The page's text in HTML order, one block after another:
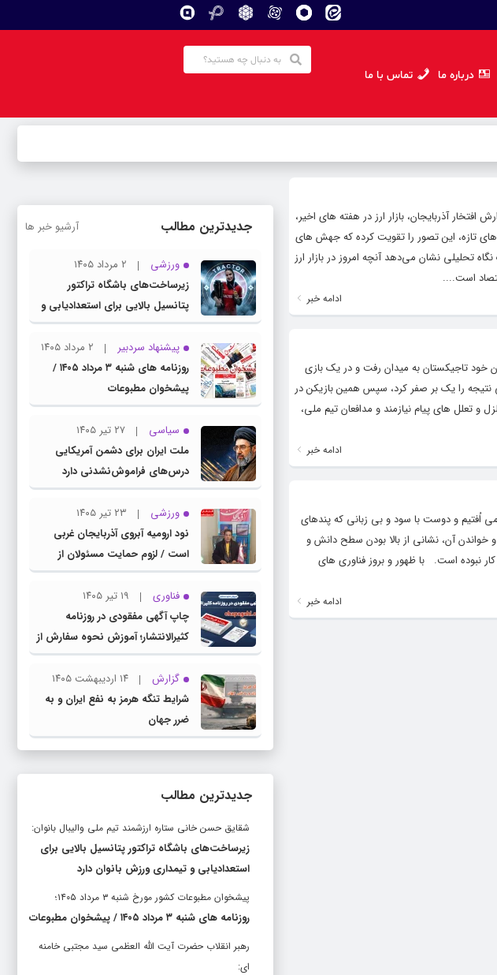
درباره ما تماس با ما
آذربایجان، بازار ارز در هفته های اخیر،
تازه، این تصور را تقویت کرده که جهش های
تحلیلی نشان می‌دهد آنچه امروز در بازار ارز
است....
ادامه خبر
خود تاجیکستان به میدان رفت و در یک بازی
تساوی دو بر دو دست یافت. ابتدا ایران در دقیقه ۳۸ با گل محبی نتیجه را یک بر صفر کرد، سپس همین بازیکن در
و تعلل های پیام نیازمند و مدافعان تیم ملی،
ادامه خبر
اُفتیم و دوست با سود و بی زبانی که پندهای
خواندن آن، نشانی از بالا بودن سطح دانش و
کار نبوده‌ است. با ظهور و بروز فناوری های
ادامه خبر
جدیدترین مطالب آرشیو خبر ها
ورزشی
۲ مرداد ۱۴۰۵
زیرساخت‌های باشگاه تراکتور
پتانسیل بالایی برای استعدادیابی و
تیمداری ورزش بانوان دارد
پیشنهاد سردبیر
۲ مرداد ۱۴۰۵
روزنامه های شنبه ۳ مرداد ۱۴۰۵ /
پیشخوان مطبوعات
سیاسی
۲۷ تیر ۱۴۰۵
ملت ایران برای دشمن آمریکایی
درس‌های فراموش‌نشدنی دارد
ورزشی
۲۳ تیر ۱۴۰۵
نود ارومیه آبروی آذربایجان غربی
است / لزوم حمایت مسئولان از
باشگاه نود
فناوری
۱۹ تیر ۱۴۰۵
چاپ آگهی مفقودی در روزنامه
کثیرالانتشار؛ آموزش نحوه سفارش از
سامانه چاپ آگهی دات کام
گزارش
۱۴ اردیبهشت ۱۴۰۵
شرایط تنگه هرمز به نفع ایران و به
ضرر جهان
جدیدترین مطالب
شقایق حسن خانی ستاره ارزشمند تیم ملی والیبال بانوان:
زیرساخت‌های باشگاه تراکتور پتانسیل بالایی برای
استعدادیابی و تیمداری ورزش بانوان دارد
پیشخوان مطبوعات کشور مورخ شنبه ۳ مرداد ۱۴۰۵؛
روزنامه های شنبه ۳ مرداد ۱۴۰۵ / پیشخوان مطبوعات
رهبر انقلاب حضرت آیت الله العظمی سید مجتبی خامنه
ای: